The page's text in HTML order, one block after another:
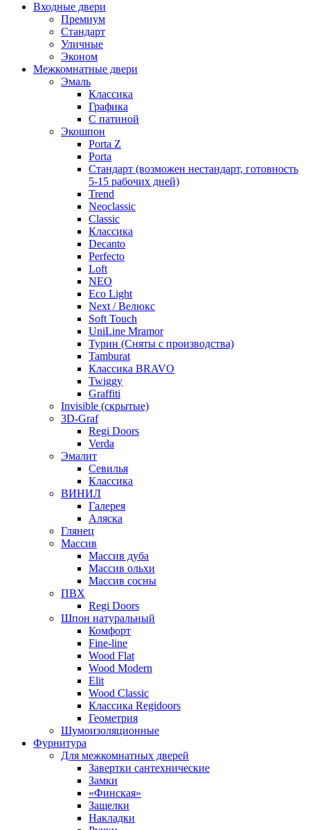
Входные двери
Премиум
Стандарт
Уличные
Эконом
Межкомнатные двери
Эмаль
Классика
Графика
С патиной
Экошпон
Porta Z
Porta
Стандарт (возможен нестандарт, готовность
5-15 рабочих дней)
Trend
Neoclassic
Classic
Классика
Decanto
Perfecto
Loft
NEO
Eco Light
Next / Велюкс
Soft Touch
UniLine Mramor
Турин (Сняты с производства)
Tamburat
Классика BRAVO
Twiggy
Graffiti
Invisible (скрытые)
3D-Graf
Regi Doors
Verda
Эмалит
Севилья
Классика
ВИНИЛ
Галерея
Аляска
Глянец
Массив
Массив дуба
Массив ольхи
Массив сосны
ПВХ
Regi Doors
Шпон натуральный
Комфорт
Fine-line
Wood Flat
Wood Modern
Elit
Wood Classic
Классика Regidoors
Геометрия
Шумоизоляционные
Фурнитура
Для межкомнатных дверей
Завертки сантехнические
Замки
«Финская»
Защелки
Накладки